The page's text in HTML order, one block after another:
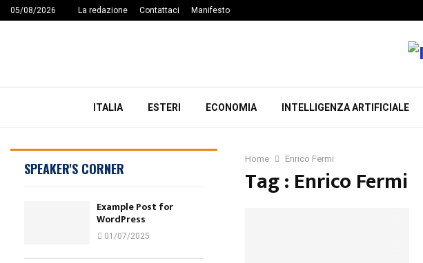
05/08/2026 La redazione Contattaci Manifesto
ITALIA ESTERI ECONOMIA INTELLIGENZA ARTIFICIALE
Home Enrico Fermi
Tag : Enrico Fermi
SPEAKER'S CORNER
Example Post for
WordPress
01/07/2025